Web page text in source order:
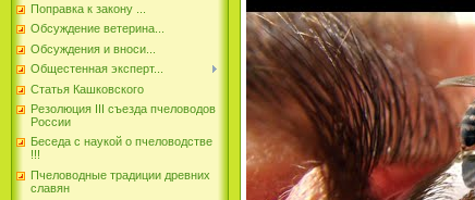
Поправка к закону ...
Обсуждение ветерина...
Обсуждения и вноси...
Общестенная эксперт...
Статья Кашковского
Резолюция III съезда пчеловодов
России
Беседа с наукой о пчеловодстве
!!!
Пчеловодные традиции древних
славян